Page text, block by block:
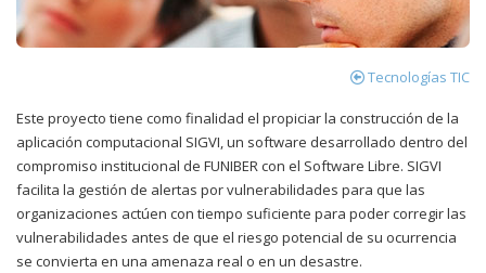
Tecnologías TIC
Este proyecto tiene como finalidad el propiciar la construcción de la
aplicación computacional SIGVI, un software desarrollado dentro del
compromiso institucional de FUNIBER con el Software Libre. SIGVI
facilita la gestión de alertas por vulnerabilidades para que las
organizaciones actúen con tiempo suficiente para poder corregir las
vulnerabilidades antes de que el riesgo potencial de su ocurrencia
se convierta en una amenaza real o en un desastre.